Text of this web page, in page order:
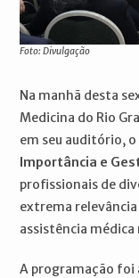
Foto: Divulgação
Na manhã desta
Medicina do Rio
em seu auditório,
Importância e
profissionais de
extrema
assistência médica
A programação foi